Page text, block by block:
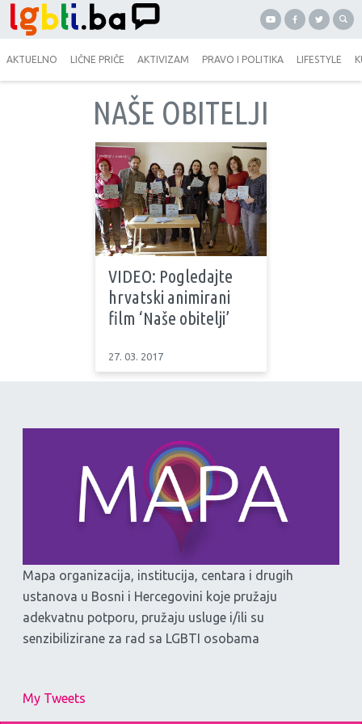
AKTUELNO LIČNE PRIČE AKTIVIZAM PRAVO I POLITIKA LIFESTYLE
NAŠE OBITELJI
VIDEO: Pogledajte
hrvatski animirani
film ‘Naše obitelji’
27. 03. 2017
Mapa organizacija, institucija, centara i drugih
ustanova u Bosni i Hercegovini koje pružaju
adekvatnu potporu, pružaju usluge i/ili su
senzibilizirane za rad sa LGBTI osobama
My Tweets